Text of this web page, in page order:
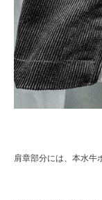
肩章部分には、本水牛